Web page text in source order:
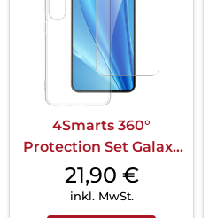
4Smarts 360°
Protection Set Galaxy
S25 Transparent
21,90 €
inkl. MwSt.